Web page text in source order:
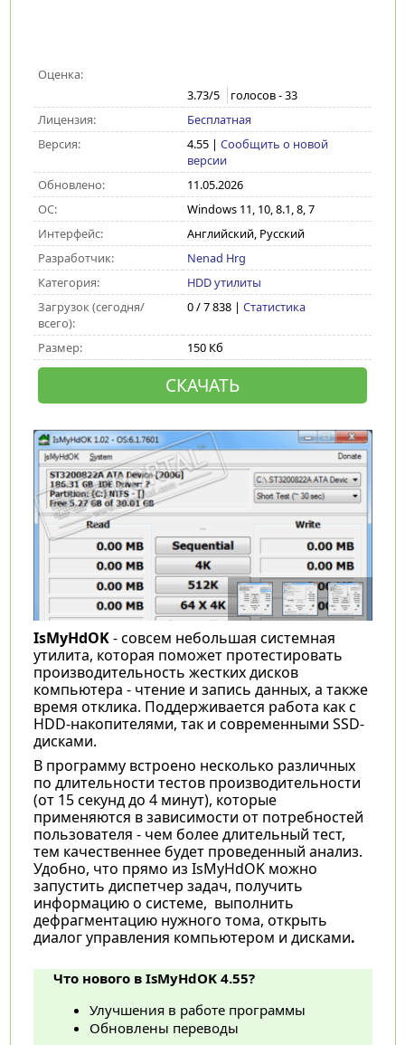
Оценка:
3.73/5 голосов -33
Лицензия:
Бесплатная
Версия:
4.55| Сообщить о новой
версии
Обновлено:
11.05.2026
ОС:
Windows 11, 10, 8.1, 8, 7
Интерфейс:
Английский, Русский
Разработчик:
Nenad Hrg
Категория:
HDD утилиты
Загрузок (сегодня/
всего):
0 / 7 838 | Статистика
Размер: 150 Кб
СКАЧАТЬ
IsMyHdOK- совсем небольшая системная
утилита, которая поможет протестировать
производительность жестких дисков
компьютера - чтение и запись данных, а также
время отклика. Поддерживается работа как с
HDD-накопителями, так и современными SSD-
дисками.
В программу встроено несколько различных
по длительности тестов производительности
(от 15 секунд до 4 минут), которые
применяются в зависимости от потребностей
пользователя - чем более длительный тест,
тем качественнее будет проведенный анализ.
Удобно, что прямо из IsMyHdOK можно
запустить диспетчер задач, получить
информацию о системе, выполнить
дефрагментацию нужного тома, открыть
диалог управления компьютером и дисками.
Что нового в IsMyHdOK 4.55?
Улучшения в работе программы
Обновлены переводы